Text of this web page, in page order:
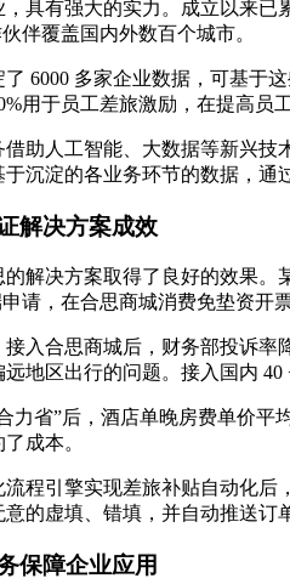
具有强大的实力。成立以来
伴覆盖国内外数百个城市。
6000 多家企业数据，可基于
用于员工差旅激励，在提高员
助人工智能、大数据等新兴
沉淀的各业务环节的数据，
解决方案成效
解决方案取得了良好的效果。
请，在合思商城消费免垫资开
入合思商城后，财务部投诉率
地区出行的问题。接入国内
力省”后，酒店单晚房费单价平
成本。
程引擎实现差旅补贴自动化后
的虚填、错填，并自动推送订
保障企业应用